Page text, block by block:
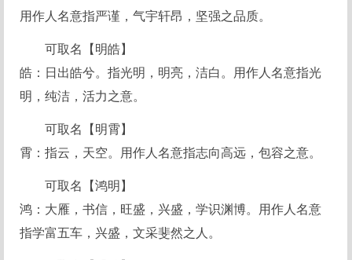
用作人名意指严谨，气宇轩昂，坚强之品质。
可取名【明皓】
皓：日出皓兮。指光明，明亮，洁白。用作人名意指光
明，纯洁，活力之意。
可取名【明霄】
霄：指云，天空。用作人名意指志向高远，包容之意。
可取名【鸿明】
鸿：大雁，书信，旺盛，兴盛，学识渊博。用作人名意
指学富五车，兴盛，文采斐然之人。